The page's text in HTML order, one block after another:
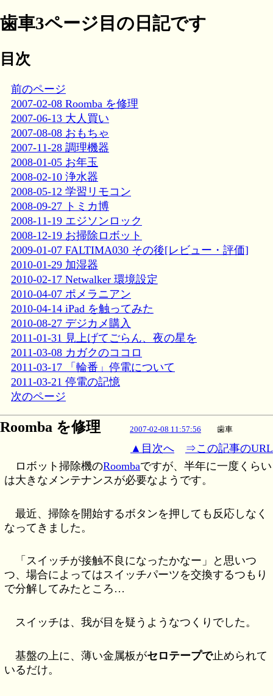
歯車3ページ目の日記です
目次
前のページ
2007-02-08 Roomba を修理
2007-06-13 大人買い
2007-08-08 おもちゃ
2007-11-28 調理機器
2008-01-05 お年玉
2008-02-10 浄水器
2008-05-12 学習リモコン
2008-09-27 トミカ博
2008-11-19 エジソンロック
2008-12-19 お掃除ロボット
2009-01-07 FALTIMA030 その後[レビュー・評価]
2010-01-29 加湿器
2010-02-17 Netwalker 環境設定
2010-04-07 ポメラニアン
2010-04-14 iPad を触ってみた
2010-08-27 デジカメ購入
2011-01-31 見上げてごらん、夜の星を
2011-03-08 カガクのココロ
2011-03-17 「輪番」停電について
2011-03-21 停電の記憶
次のページ
Roomba を修理 2007-02-08 11:57:56 歯車
▲目次へ
⇒この記事のURL
ロボット掃除機のRoombaですが、半年に一度くらい
は大きなメンテナンスが必要なようです。
最近、掃除を開始するボタンを押しても反応しなく
なってきました。
「スイッチが接触不良になったかなー」と思いつ
つ、場合によってはスイッチパーツを交換するつもり
で分解してみたところ…
スイッチは、我が目を疑うようなつくりでした。
基盤の上に、薄い金属板がセロテープで止められて
いるだけ。